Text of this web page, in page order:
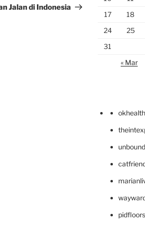
Jalan di Indonesia
17
18
24
25
31
« Mar